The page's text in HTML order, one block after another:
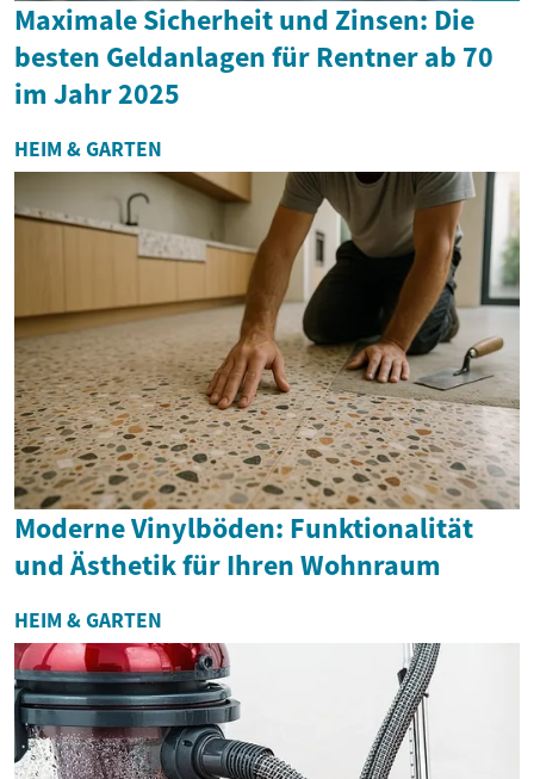
Maximale Sicherheit und Zinsen: Die
besten Geldanlagen für Rentner ab 70
im Jahr 2025
HEIM & GARTEN
Moderne Vinylböden: Funktionalität
und Ästhetik für Ihren Wohnraum
HEIM & GARTEN